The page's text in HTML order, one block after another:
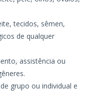
tecidos, sêmen,
de qualquer
assistência ou
grupo ou individual e